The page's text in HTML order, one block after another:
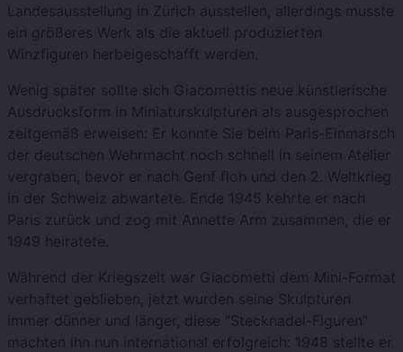
Landesausstellung in Zürich ausstellen, allerdings musste
ein größeres Werk als die aktuell produzierten
Winzfiguren herbeigeschafft werden.
Wenig später sollte sich Giacomettis neue künstlerische
Ausdrucksform in Miniaturskulpturen als ausgesprochen
zeitgemäß erweisen: Er konnte Sie beim Paris-Einmarsch
der deutschen Wehrmacht noch schnell in seinem Atelier
vergraben, bevor er nach Genf floh und den 2. Weltkrieg
in der Schweiz abwartete. Ende 1945 kehrte er nach
Paris zurück und zog mit Annette Arm zusammen, die er
1949 heiratete.
Während der Kriegszeit war Giacometti dem Mini-Format
verhaftet geblieben, jetzt wurden seine Skulpturen
immer dünner und länger, diese “Stecknadel-Figuren”
machten ihn nun international erfolgreich: 1948 stellte er